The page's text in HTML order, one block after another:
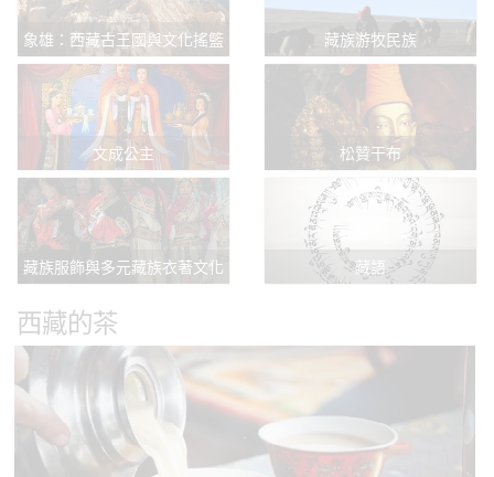
象雄：西藏古王國與文化搖籃 藏族游牧民族
文成公主 松贊干布
藏族服飾與多元藏族衣著文化 藏語
西藏的茶